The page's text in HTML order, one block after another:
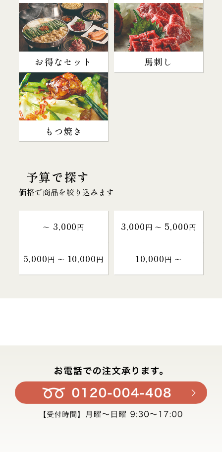
お得なセット 馬刺し
もつ焼き
予算で探す
価格で商品を絞り込みます
～ 3,000円 3,000円 〜 5,000円
5,000円 〜 10,000円 10,000円 〜